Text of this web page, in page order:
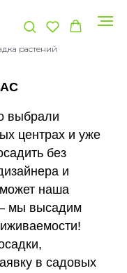
растений
выбрали
центрах и уже
без
и
наша
мы высадим
в садовых